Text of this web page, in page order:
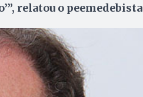
relatou o peemedebista